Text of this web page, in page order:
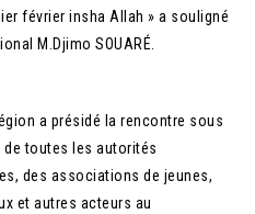
février insha Allah » a souligné
M.Djimo SOUARÉ.
a présidé la rencontre sous
de toutes les autorités
des associations de jeunes,
et autres acteurs au